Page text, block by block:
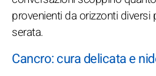
provenienti da orizzonti diversi
serata.
Cancro: cura delicata e